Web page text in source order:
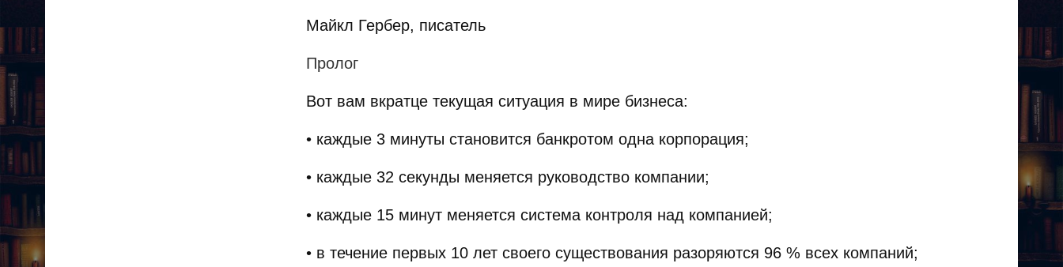
Майкл Гербер, писатель
Пролог
Вот вам вкратце текущая ситуация в мире бизнеса:
• каждые 3 минуты становится банкротом одна корпорация;
• каждые 32 секунды меняется руководство компании;
• каждые 15 минут меняется система контроля над компанией;
• в течение первых 10 лет своего существования разоряются 96 % всех компаний;